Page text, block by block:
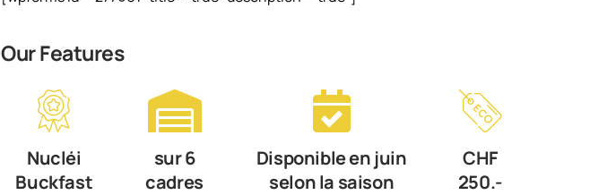
Our Features
Nucléi
Buckfast
sur 6
cadres
Disponible en juin
selon la saison
CHF
250.-